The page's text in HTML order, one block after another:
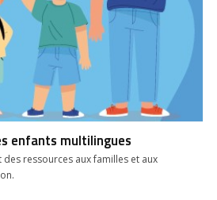
enfants multilingues
des ressources aux familles et aux